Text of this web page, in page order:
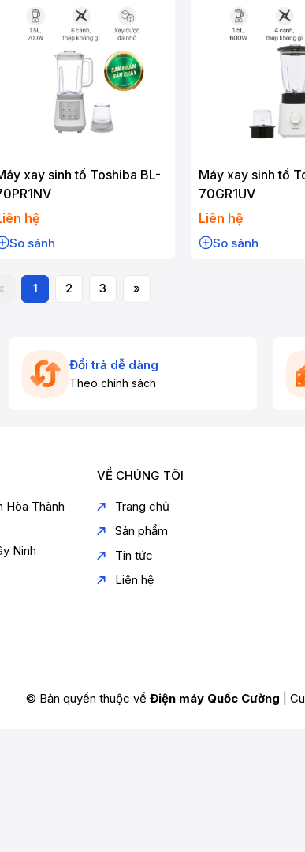
xay sinh tố Toshiba BL-
hệ
So sánh
Máy xay sinh tố
70GR1UV
Liên hệ
So sánh
1 2 3 »
Đổi trả dễ dàng
Theo chính sách
Hòa Thành
Ninh
VỀ CHÚNG TÔI
Trang chủ
Sản phẩm
Tin tức
Liên hệ
© Bản quyền thuộc về Điện máy Quốc Cường